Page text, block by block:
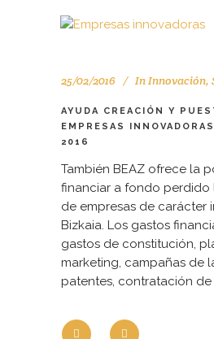
25/02/2016 InInnovación,
AYUDA CREACIÓN Y
EMPRESAS
2016
También BEAZ ofrece la
financiar a fondo perdido
de empresas de carácter
Bizkaia. Los gastos
gastos de constitución,
marketing, campañas de
patentes, contratación de